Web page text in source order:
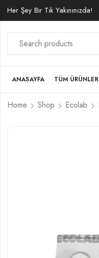
Her Şey Bir Tık Yakınınızda!
ANASAYFA TÜM ÜRÜNLER
Home Shop Ecolab